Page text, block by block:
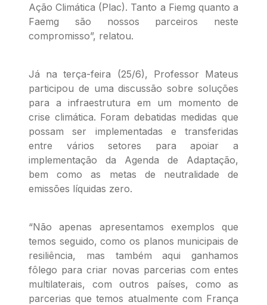
Ação Climática (Plac). Tanto a Fiemg quanto a
Faemg são nossos parceiros neste
compromisso”, relatou.
Já na terça-feira (25/6), Professor Mateus
participou de uma discussão sobre soluções
para a infraestrutura em um momento de
crise climática. Foram debatidas medidas que
possam ser implementadas e transferidas
entre vários setores para apoiar a
implementação da Agenda de Adaptação,
bem como as metas de neutralidade de
emissões líquidas zero.
“Não apenas apresentamos exemplos que
temos seguido, como os planos municipais de
resiliência, mas também aqui ganhamos
fôlego para criar novas parcerias com entes
multilaterais, com outros países, como as
parcerias que temos atualmente com França